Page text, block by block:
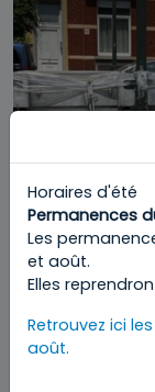
Fermeture
Horaires d'été
Permanences
Les
et août.
Elles
Retrouvez ici
août.